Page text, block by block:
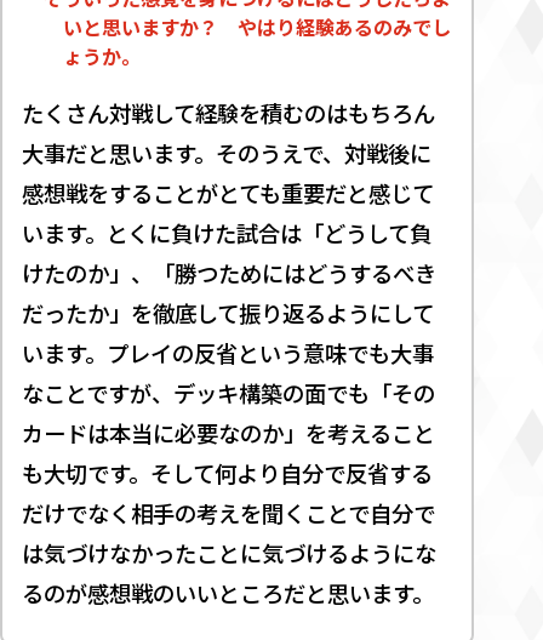
いと思いますか？ やはり経験あるのみでし
ょうか。
たくさん対戦して経験を積むのはもちろん
大事だと思います。そのうえで、対戦後に
感想戦をすることがとても重要だと感じて
います。とくに負けた試合は「どうして負
けたのか」、「勝つためにはどうするべき
だったか」を徹底して振り返るようにして
います。プレイの反省という意味でも大事
なことですが、デッキ構築の面でも「その
カードは本当に必要なのか」を考えること
も大切です。そして何より自分で反省する
だけでなく相手の考えを聞くことで自分で
は気づけなかったことに気づけるようにな
るのが感想戦のいいところだと思います。